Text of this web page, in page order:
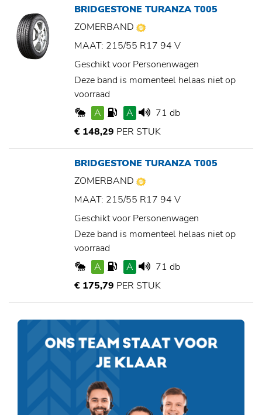
BRIDGESTONE TURANZA T005
ZOMERBAND
MAAT: 215/55 R17 94 V
Geschikt voor Personenwagen
Deze band is momenteel helaas niet op
voorraad
A
A
71 db
€ 148,29 PER STUK
BRIDGESTONE TURANZA T005
ZOMERBAND
MAAT: 215/55 R17 94 V
Geschikt voor Personenwagen
Deze band is momenteel helaas niet op
voorraad
A
A
71 db
€ 175,79 PER STUK